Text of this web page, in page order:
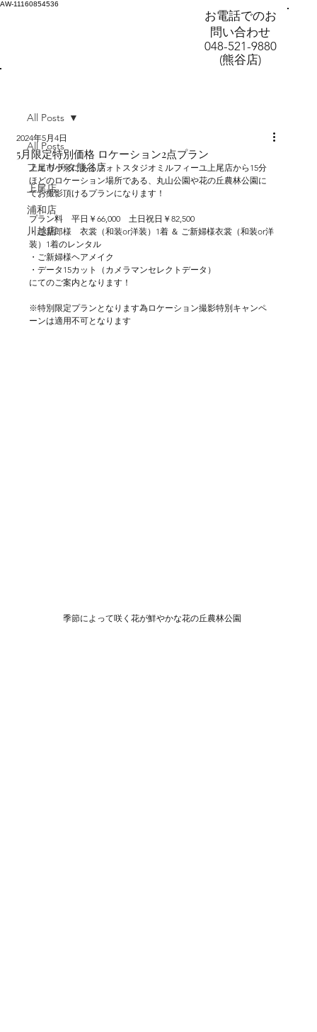
AW-11160854536
お電話でのお
問い合わせ
048-521-9880
(熊谷店)
All Posts
フェリチタ熊谷店
上尾店
浦和店
川越店
All Posts
5月限定特別価格 ロケーション2点プラン
2024年5月4日
上尾市小泉にあるフォトスタジオミルフィーユ上尾店から15分
ほどのロケーション場所である、丸山公園や花の丘農林公園に
てお撮影頂けるプランになります！
プラン料　平日￥66,000　土日祝日￥82,500
・ご新郎様　衣裳（和装or洋装）1着 ＆ ご新婦様衣裳（和装or洋
装）1着のレンタル
・ご新婦様ヘアメイク
・データ15カット（カメラマンセレクトデータ）
にてのご案内となります！
※特別限定プランとなります為ロケーション撮影特別キャンペ
ーンは適用不可となります
季節によって咲く花が鮮やかな花の丘農林公園